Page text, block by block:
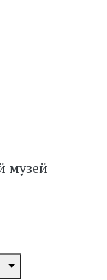
музей